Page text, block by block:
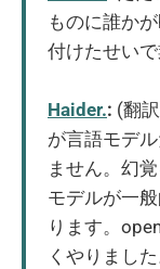
ものに誰か
付けたせい
Haider.: (翻
が言語モデ
ません。幻
モデルが一
ります。
くやりまし